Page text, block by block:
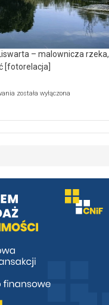
– malownicza rzeka,
[fotorelacja]
Ekologiczne
–
malownicza
[fotorelacja]
została wyłączona